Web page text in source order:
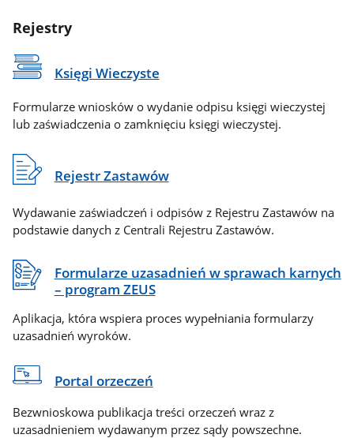
Rejestry
Księgi Wieczyste
Formularze wniosków o wydanie odpisu księgi wieczystej
lub zaświadczenia o zamknięciu księgi wieczystej.
Rejestr Zastawów
Wydawanie zaświadczeń i odpisów z Rejestru Zastawów na
podstawie danych z Centrali Rejestru Zastawów.
Formularze uzasadnień w sprawach karnych
– program ZEUS
Aplikacja, która wspiera proces wypełniania formularzy
uzasadnień wyroków.
Portal orzeczeń
Bezwnioskowa publikacja treści orzeczeń wraz z
uzasadnieniem wydawanym przez sądy powszechne.